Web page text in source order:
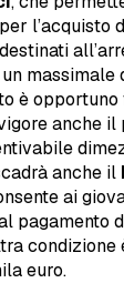
l’acquisto
massimale
è
anche il
anche il
ai
pagamento
euro.